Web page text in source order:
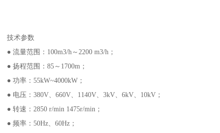
技术参数
● 流量范围：100m3/h～2200 m3/h；
● 扬程范围：85～1700m；
● 功率：55kW~4000kW；
● 电压：380V、660V、1140V、3kV、6kV、10kV；
● 转速：2850 r/min 1475r/min；
● 频率：50Hz、60Hz；